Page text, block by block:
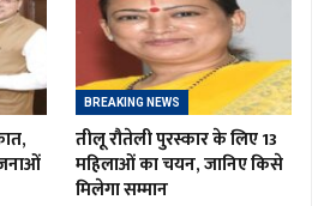
BREAKING NEWS
तीलू रौतेली पुरस्कार के लिए 13
महिलाओं का चयन, जानिए किसे
मिलेगा सम्मान